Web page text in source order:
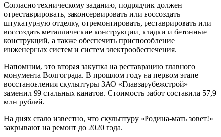
Согласно техническому заданию, подрядчик должен
отреставрировать, законсервировать или воссоздать
штукатурную отделку, отремонтировать, реставрировать или
воссоздать металлические конструкции, кладки и бетонные
конструкций, а также обеспечить приспособление
инженерных систем и систем электрообеспечения.
Напомним, это вторая закупка на реставрацию главного
монумента Волгограда. В прошлом году на первом этапе
восстановления скульптуры ЗАО «Главзарубежстрой»
заменил 99 стальных канатов. Стоимость работ составила 57,9
млн рублей.
На днях стало известно, что скульптуру «Родина-мать зовет!»
закрывают на ремонт до 2020 года.